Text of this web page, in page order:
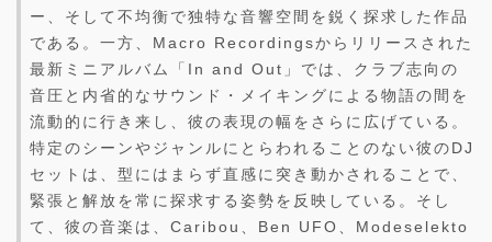
ー、そして不均衡で独特な音響空間を鋭く探求した作品
である。一方、Macro Recordingsからリリースされた
最新ミニアルバム「In and Out」では、クラブ志向の
音圧と内省的なサウンド・メイキングによる物語の間を
流動的に行き来し、彼の表現の幅をさらに広げている。
特定のシーンやジャンルにとらわれることのない彼のDJ
セットは、型にはまらず直感に突き動かされることで、
緊張と解放を常に探求する姿勢を反映している。そし
て、彼の音楽は、Caribou、Ben UFO、Modeselekto